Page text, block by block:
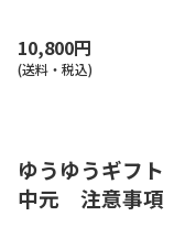
10,800円
(送料・税込)
ゆうゆうギフト
中元 注意事項